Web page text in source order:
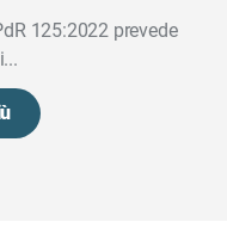
125:2022 prevede